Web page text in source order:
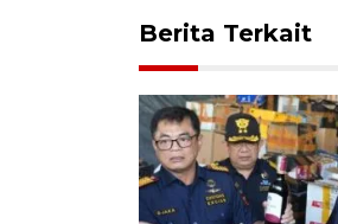
Berita Terkait